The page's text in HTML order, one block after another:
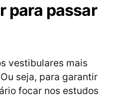
para passar
vestibulares mais
seja, para garantir
focar nos estudos